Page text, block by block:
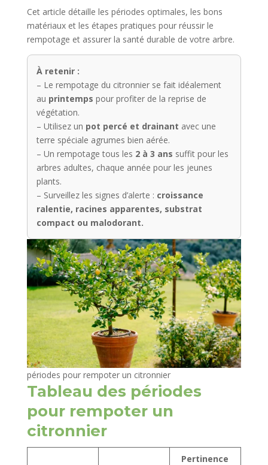
Cet article détaille les périodes optimales, les bons
matériaux et les étapes pratiques pour réussir le
rempotage et assurer la santé durable de votre arbre.
À retenir :
– Le rempotage du citronnier se fait idéalement
au printemps pour profiter de la reprise de
végétation.
– Utilisez un pot percé et drainant avec une
terre spéciale agrumes bien aérée.
– Un rempotage tous les 2 à 3 ans suffit pour les
arbres adultes, chaque année pour les jeunes
plants.
– Surveillez les signes d’alerte : croissance
ralentie, racines apparentes, substrat
compact ou malodorant.
périodes pour rempoter un citronnier
Tableau des périodes
pour rempoter un
citronnier
Pertinence